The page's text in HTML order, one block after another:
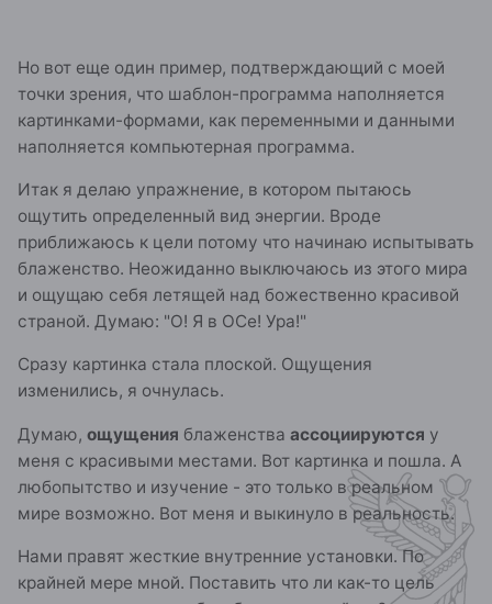
Но вот еще один пример, подтверждающий с моей
точки зрения, что шаблон-программа наполняется
картинками-формами, как переменными и данными
наполняется компьютерная программа.
Итак я делаю упражнение, в котором пытаюсь
ощутить определенный вид энергии. Вроде
приближаюсь к цели потому что начинаю испытывать
блаженство. Неожиданно выключаюсь из этого мира
и ощущаю себя летящей над божественно красивой
страной. Думаю: "О! Я в ОСе! Ура!"
Сразу картинка стала плоской. Ощущения
изменились, я очнулась.
Думаю, ощущения блаженства ассоциируются у
меня с красивыми местами. Вот картинка и пошла. А
любопытство и изучение - это только в реальном
мире возможно. Вот меня и выкинуло в реальность.
Нами правят жесткие внутренние установки. По
крайней мере мной. Поставить что ли как-то цель